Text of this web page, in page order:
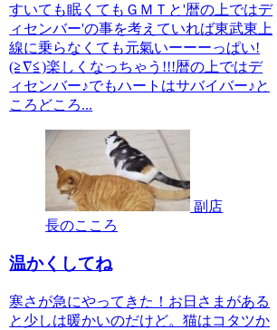
すいても眠くてもＧＭＴと'暦の上ではデ
ィセンバー'の事を考えていれば東武東上
線に乗らなくても元氣いーーーっぱい!
(≧∇≦)楽しくなっちゃう!!!暦の上ではデ
ィセンバー♪でもハートはサバイバー♪と
ころどころ...
副店
長のこころ
温かくしてね
寒さが急にやってきた！お日さまがある
と少しは暖かいのだけど。猫はコタツか